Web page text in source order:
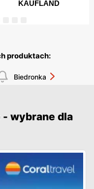
produktach:
Biedronka
wybrane dla